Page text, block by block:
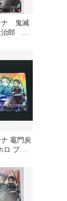
ナ 鬼滅
郎 プ
竈門炭
プロ